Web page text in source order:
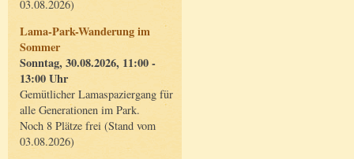
03.08.2026)
Lama-Park-Wanderung im
Sommer
Sonntag, 30.08.2026, 11:00 -
13:00 Uhr
Gemütlicher Lamaspaziergang für
alle Generationen im Park.
Noch 8 Plätze frei (Stand vom
03.08.2026)